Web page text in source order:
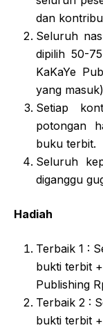
dan
Seluruh
dipilih 50-
KaKaYe
yang masuk)
Setiap
potongan
buku terbit.
Seluruh
diganggu
Hadiah
Terbaik 1 :
bukti terbit
Publishing
Terbaik 2 :
bukti terbit